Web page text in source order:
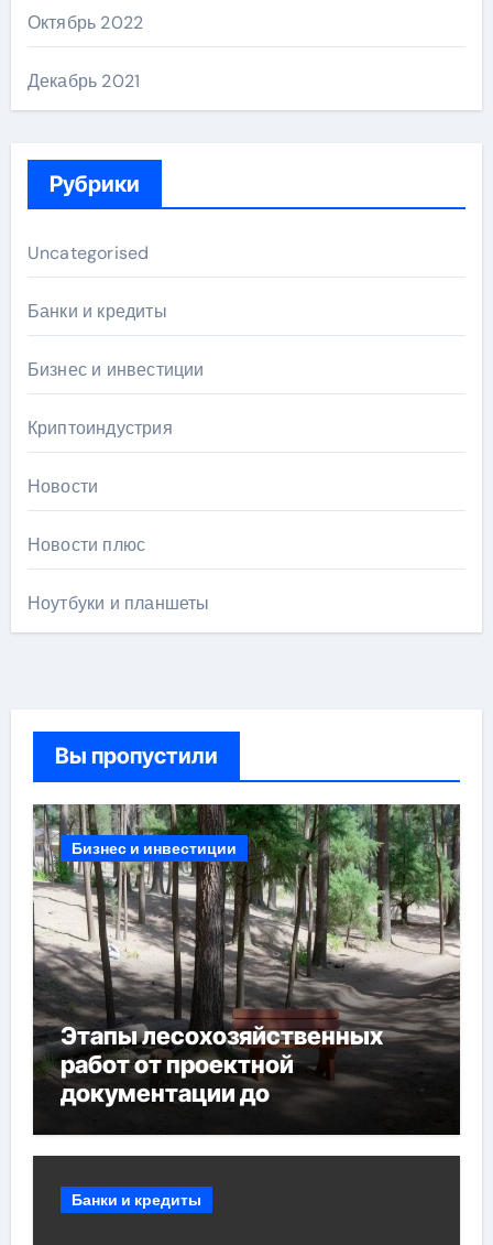
Октябрь 2022
Декабрь 2021
Рубрики
Uncategorised
Банки и кредиты
Бизнес и инвестиции
Криптоиндустрия
Новости
Новости плюс
Ноутбуки и планшеты
Вы пропустили
Бизнес и инвестиции
Этапы лесохозяйственных
работ от проектной
документации до
мероприятий и обустройства
Банки и кредиты